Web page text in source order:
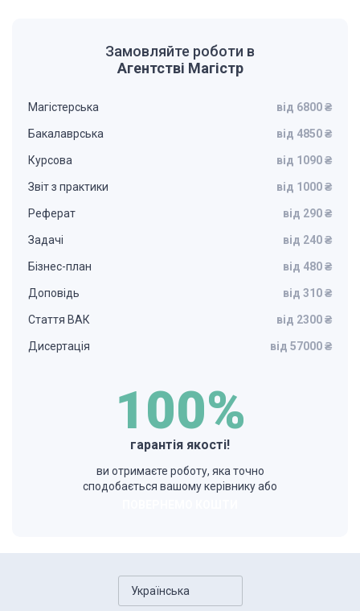
Замовляйте роботи в
Агентстві Магістр
Магістерська від 6800 ₴
Бакалаврська від 4850 ₴
Курсова від 1090 ₴
Звіт з практики від 1000 ₴
Реферат від 290 ₴
Задачі від 240 ₴
Бізнес-план від 480 ₴
Доповідь від 310 ₴
Стаття ВАК від 2300 ₴
Дисертація від 57000 ₴
100%
гарантія якості!
ви отримаєте роботу, яка точно
сподобається вашому керівнику або
Українська